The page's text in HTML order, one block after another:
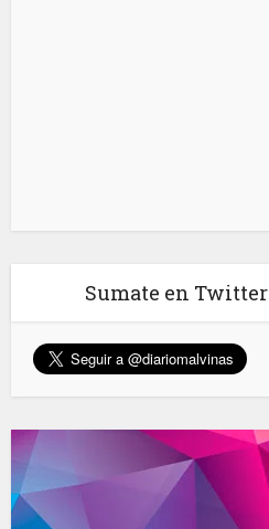
Sumate en Twitter